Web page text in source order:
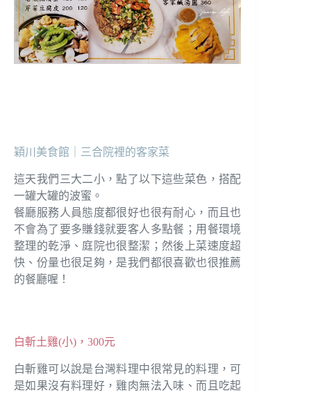
穎川美食館｜三合院裡的客家菜
這天我們三大二小，點了以下這些菜色，搭配
一罐大罐的波蜜。
餐廳服務人員態度都很好也很有耐心，而且也
不會為了要多賺錢就要客人多點餐；用餐環境
整理的乾淨、庭院也很整潔；然後上菜速度超
快、份量也很足夠，是我們都很喜歡也很推薦
的餐廳喔！
白斬土雞(小)，300元
白斬雞可以說是台灣料理中很常見的料理，可
是如果沒有料理好，雞肉無法入味、而且吃起